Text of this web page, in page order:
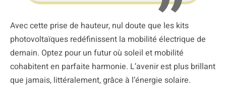
Avec cette prise de hauteur, nul doute que les kits
photovoltaïques redéfinissent la mobilité électrique de
demain. Optez pour un futur où soleil et mobilité
cohabitent en parfaite harmonie. L’avenir est plus brillant
que jamais, littéralement, grâce à l’énergie solaire.